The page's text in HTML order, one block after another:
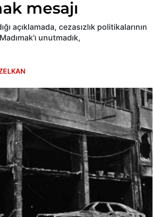
mesajı
açıklamada, cezasızlık politikalarının
unutmadık,